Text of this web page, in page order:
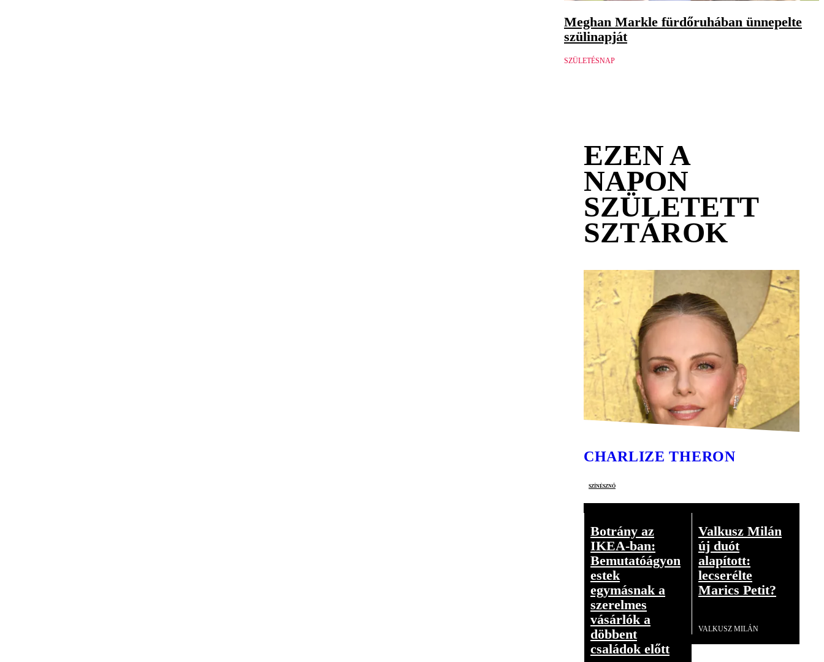
Meghan Markle fürdőruhában ünnepelte
szülinapját
SZÜLETÉSNAP
EZEN A
NAPON
SZÜLETETT
SZTÁROK
CHARLIZE THERON
színésznő
Botrány az
IKEA-ban:
Bemutatóágyon
estek
egymásnak a
szerelmes
vásárlók a
döbbent
családok előtt
Valkusz Milán
új duót
alapított:
lecserélte
Marics Petit?
VALKUSZ MILÁN